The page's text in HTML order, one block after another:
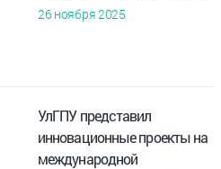
26 ноября 2025
УлГПУ представил
инновационные проекты на
международной